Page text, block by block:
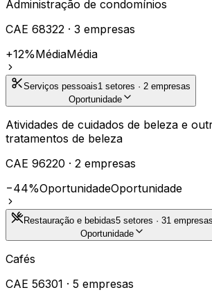
Administração de condomínios
CAE 68322 · 3 empresas
+12%MédiaMédia
Serviços pessoais1 setores · 2 empresas
Oportunidade
Atividades de cuidados de beleza e
tratamentos de beleza
CAE 96220 · 2 empresas
−44%OportunidadeOportunidade
Restauração e bebidas5 setores · 31 empresas
Oportunidade
Cafés
CAE 56301 · 5 empresas